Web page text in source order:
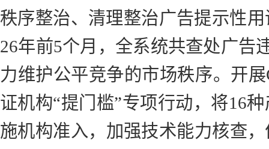
秩序整治、清理整治广告提示性
26年前5个月，全系统共查处广告
力维护公平竞争的市场秩序。开
证机构“提门槛”专项行动，将16
施机构准入，加强技术能力核查